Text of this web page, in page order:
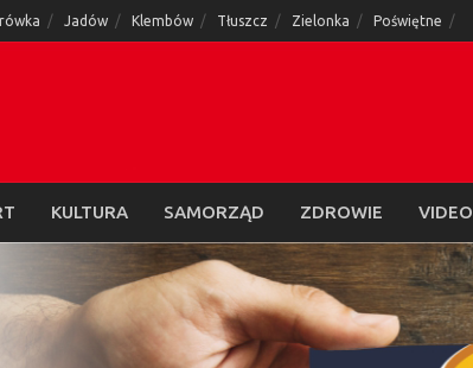
Jadów Klembów Tłuszcz Zielonka Poświętne
KULTURA SAMORZĄD ZDROWIE VIDEO